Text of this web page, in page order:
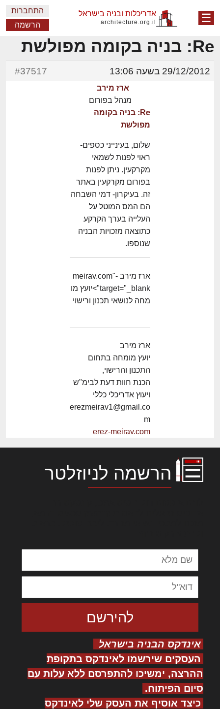
☰ אדריכלות ובניה בישראל
architecture.org.il
התחברות
הרשמה
Re: בניה בקומה מפולשת
29/12/2012 בשעה 13:06 #37517
ארז מירב
מנהל בפורום
Re: בניה בקומה
מפולשת
שלום, בעינייני כספים-
ראוי לפנות לשמאי
מקרקעין. ניתן לפנות
בפורום מקרקעין באתר
זה. בעיקרון- דמי השבחה
הם המס המוטל על
העלייה בערך הקרקע
כתוצאה מזכויות הבניה
שנוספו.
ארז מירב -meirav.com"
target="_blank">יועץ מו
מחה לנושאי תכנון ורישוי
ארז מירב
יועץ מומחה בתחום
התכנון והרישוי,
הכנת חוות דעת לבימ"ש
ויעוץ אדריכלי כללי
erezmeirav1@gmail.co
m
erez-meirav.com
הרשמה לניוזלטר
אינדקס הבניה בישראל
העסקים שירשמו לאינדקס בתקופת
ההרצה, ימשיכו להתפרסם ללא עלות עם
סיום הפיתוח.
כיצד אוסיף את העסק שלי לאינדקס